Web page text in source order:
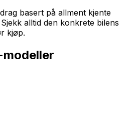
basert på allment kjente
alltid den konkrete bilens
kjøp.
modeller